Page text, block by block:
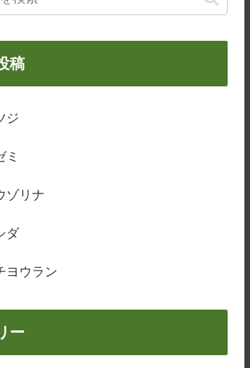
稿
ジ
ミ
ゾリナ
ダ
ヨウラン
ー